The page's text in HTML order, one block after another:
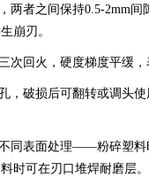
两者之间保持0.5-2mm间
崩刃。
次回火，硬度梯度平缓，
，破损后可翻转或调头
同表面处理——粉碎塑料
时可在刃口堆焊耐磨层。